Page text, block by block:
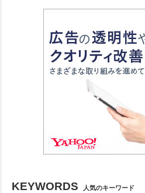
KEYWORDS 人気のキーワード